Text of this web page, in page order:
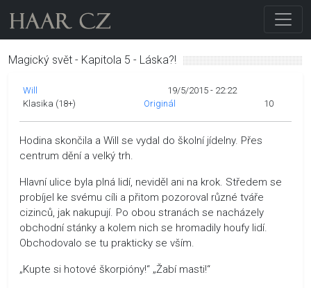
Magický svět - Kapitola 5 - Láska?!
Will
19/5/2015 - 22:22
Klasika (18+)
Originál 10
Hodina skončila a Will se vydal do školní jídelny. Přes
centrum dění a velký trh.
Hlavní ulice byla plná lidí, neviděl ani na krok. Středem se
probíjel ke svému cíli a přitom pozoroval různé tváře
cizinců, jak nakupují. Po obou stranách se nacházely
obchodní stánky a kolem nich se hromadily houfy lidí.
Obchodovalo se tu prakticky se vším.
„Kupte si hotové škorpióny!“ „Žabí masti!“